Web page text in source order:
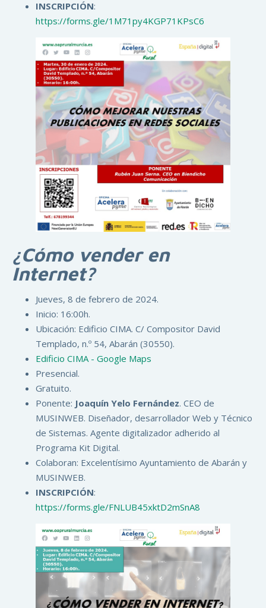
INSCRIPCIÓN:
https://forms.gle/1M71py4KGP71KPsC6
¿Cómo vender en
Internet?
Jueves, 8 de febrero de 2024.
Inicio: 16:00h.
Ubicación: Edificio CIMA. C/ Compositor David
Templado, n.º 54, Abarán (30550).
Edificio CIMA - Google Maps
Presencial.
Gratuito.
Ponente: Joaquín Yelo Fernández. CEO de
MUSINWEB. Diseñador, desarrollador Web y Técnico
de Sistemas. Agente digitalizador adherido al
Programa Kit Digital.
Colaboran: Excelentísimo Ayuntamiento de Abarán y
MUSINWEB.
INSCRIPCIÓN:
https://forms.gle/FNLUB45xktD2mSnA8